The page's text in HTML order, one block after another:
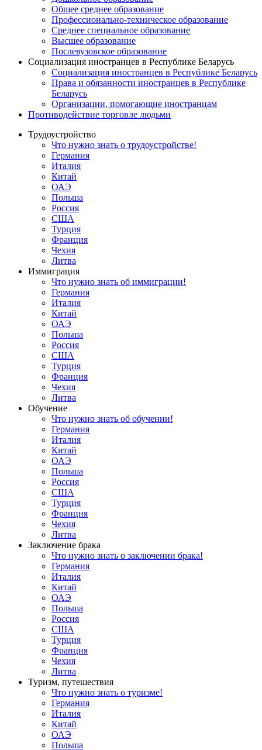
Общее среднее образование
Профессионально-техническое образование
Среднее специальное образование
Высшее образование
Послевузовское образование
Социализация иностранцев в Республике Беларусь
Социализация иностранцев в Республике Беларусь
Права и обязанности иностранцев в Республике
Беларусь
Oрганизации, помогающие иностранцам
Противодействие торговле людьми
Трудоустройство
Что нужно знать о трудоустройстве!
Германия
Италия
Китай
ОАЭ
Польша
Россия
США
Турция
Франция
Чехия
Литва
Иммиграция
Что нужно знать об иммиграции!
Германия
Италия
Китай
ОАЭ
Польша
Россия
США
Турция
Франция
Чехия
Литва
Обучение
Что нужно знать об обучении!
Германия
Италия
Китай
ОАЭ
Польша
Россия
США
Турция
Франция
Чехия
Литва
Заключение брака
Что нужно знать о заключении брака!
Германия
Италия
Китай
ОАЭ
Польша
Россия
США
Турция
Франция
Чехия
Литва
Туризм, путешествия
Что нужно знать о туризме!
Германия
Италия
Китай
ОАЭ
Польша